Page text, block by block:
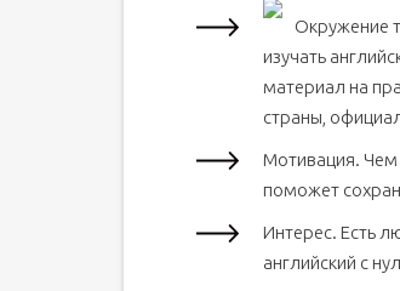
Окружение
изучать
материал на
страны,
Мотивация. Чем
поможет
Интерес. Есть
английский с